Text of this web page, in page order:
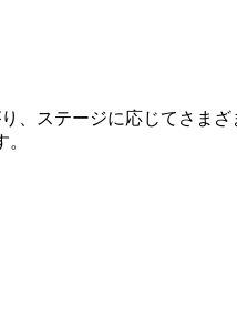
、ステージに応じてさま